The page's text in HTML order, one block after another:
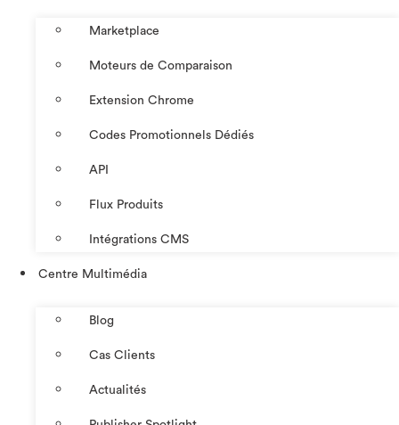
Marketplace
Moteurs de Comparaison
Extension Chrome
Codes Promotionnels Dédiés
API
Flux Produits
Intégrations CMS
Centre Multimédia
Blog
Cas Clients
Actualités